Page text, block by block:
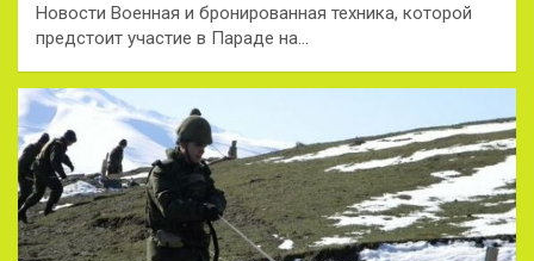
Новости Военная и бронированная техника, которой
предстоит участие в Параде на…